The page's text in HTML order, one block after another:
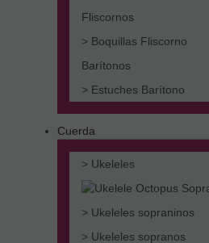
Fliscornos
> Boquillas Fliscorno
Barítonos
> Estuches Barítono
Cuerda
> Ukeleles
> Ukeleles sopraninos
> Ukeleles sopranos